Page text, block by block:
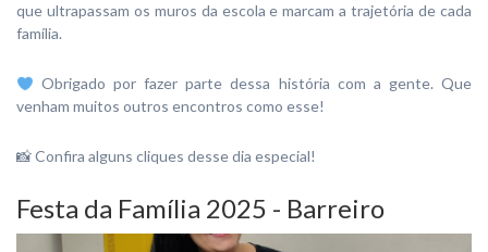
que ultrapassam os muros da escola e marcam a trajetória de cada
família.
Obrigado por fazer parte dessa história com a gente. Que
venham muitos outros encontros como esse!
📸 Confira alguns cliques desse dia especial!
Festa da Família 2025 - Barreiro